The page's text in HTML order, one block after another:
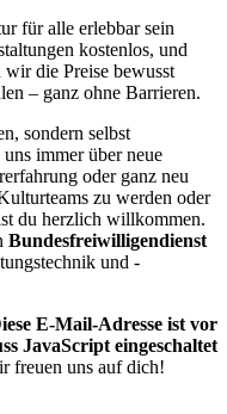
für alle erlebbar sein
kostenlos, und
die Preise bewusst
– ganz ohne Barrieren.
sondern selbst
immer über neue
oder ganz neu
zu werden oder
du herzlich willkommen.
Bundesfreiwilligendienst
und -
E-Mail-Adresse ist vor
JavaScript eingeschaltet
freuen uns auf dich!